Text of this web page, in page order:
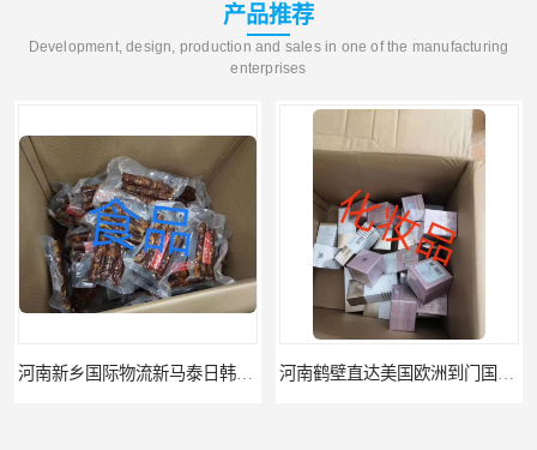
产品推荐
Development, design, production and sales in one of the manufacturing
enterprises